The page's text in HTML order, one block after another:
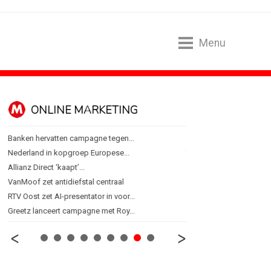
Menu
ONLINE MARKETING
Banken hervatten campagne tegen...
Nederland in kopgroep Europese...
Allianz Direct ‘kaapt’...
VanMoof zet antidiefstal centraal
RTV Oost zet AI-presentator in voor...
Greetz lanceert campagne met Roy...
Tata Consultancy